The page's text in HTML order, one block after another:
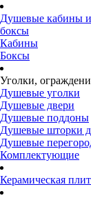
Душевые кабины и
боксы
Кабины
Боксы
Уголки,
Душевые уголки
Душевые двери
Душевые поддоны
Душевые шторки
Душевые
Комплектующие
Керамическая